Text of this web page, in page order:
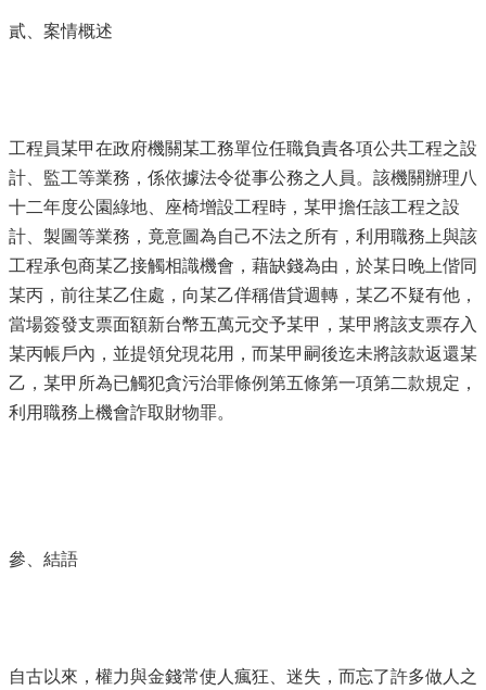
貳、案情概述
工程員某甲在政府機關某工務單位任職負責各項公共工程之設
計、監工等業務，係依據法令從事公務之人員。該機關辦理八
十二年度公園綠地、座椅增設工程時，某甲擔任該工程之設
計、製圖等業務，竟意圖為自己不法之所有，利用職務上與該
工程承包商某乙接觸相識機會，藉缺錢為由，於某日晚上偕同
某丙，前往某乙住處，向某乙佯稱借貸週轉，某乙不疑有他，
當場簽發支票面額新台幣五萬元交予某甲，某甲將該支票存入
某丙帳戶內，並提領兌現花用，而某甲嗣後迄未將該款返還某
乙，某甲所為已觸犯貪污治罪條例第五條第一項第二款規定，
利用職務上機會詐取財物罪。
參、結語
自古以來，權力與金錢常使人瘋狂、迷失，而忘了許多做人之